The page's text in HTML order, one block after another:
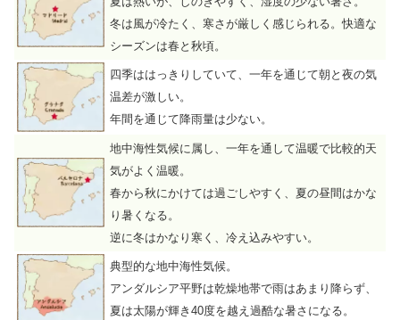
冬は風が冷たく、寒さが厳しく感じられる。快適な
シーズンは春と秋頃。
四季ははっきりしていて、一年を通じて朝と夜の気
温差が激しい。
年間を通じて降雨量は少ない。
地中海性気候に属し、一年を通して温暖で比較的天
気がよく温暖。
春から秋にかけては過ごしやすく、夏の昼間はかな
り暑くなる。
逆に冬はかなり寒く、冷え込みやすい。
典型的な地中海性気候。
アンダルシア平野は乾燥地帯で雨はあまり降らず、
夏は太陽が輝き40度を越え過酷な暑さになる。